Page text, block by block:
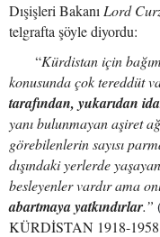
Dışişleri Bakanı Lord
telgrafta şöyle diyordu:
“Kürdistan için
konusunda çok tereddüt
tarafından, yukarıdan
yanı bulunmayan aşiret
görebilenlerin sayısı
dışındaki yerlerde
besleyenler vardır ama
abartmaya yatkındırlar.”
KÜRDİSTAN 1918-